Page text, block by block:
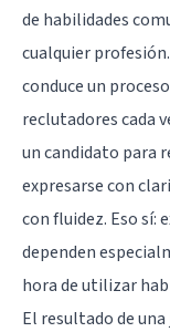
de habilidades
cualquier
conduce un
reclutadores cada
un candidato para
expresarse con
con fluidez. Eso sí:
dependen
hora de utilizar
El resultado de